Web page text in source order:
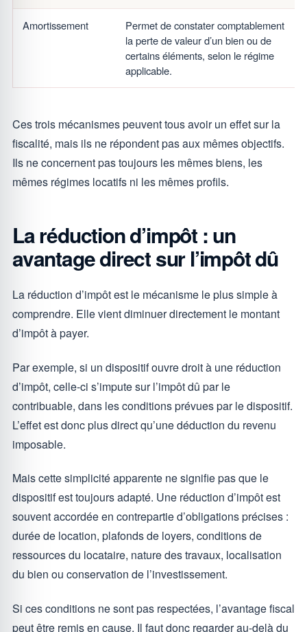
Amortissement
Permet de constater comptablement
la perte de valeur d’un bien ou de
certains éléments, selon le régime
applicable.
Ces trois mécanismes peuvent tous avoir un effet sur la
fiscalité, mais ils ne répondent pas aux mêmes objectifs.
Ils ne concernent pas toujours les mêmes biens, les
mêmes régimes locatifs ni les mêmes profils.
La réduction d’impôt : un
avantage direct sur l’impôt dû
La réduction d’impôt est le mécanisme le plus simple à
comprendre. Elle vient diminuer directement le montant
d’impôt à payer.
Par exemple, si un dispositif ouvre droit à une réduction
d’impôt, celle-ci s’impute sur l’impôt dû par le
contribuable, dans les conditions prévues par le dispositif.
L’effet est donc plus direct qu’une déduction du revenu
imposable.
Mais cette simplicité apparente ne signifie pas que le
dispositif est toujours adapté. Une réduction d’impôt est
souvent accordée en contrepartie d’obligations précises :
durée de location, plafonds de loyers, conditions de
ressources du locataire, nature des travaux, localisation
du bien ou conservation de l’investissement.
Si ces conditions ne sont pas respectées, l’avantage fiscal
peut être remis en cause. Il faut donc regarder au-delà du